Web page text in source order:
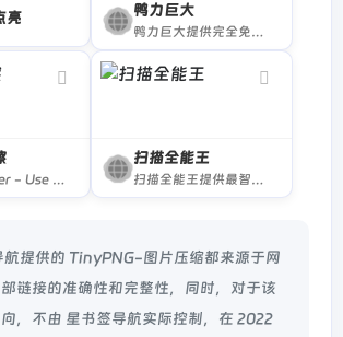
亮 鸭力巨大
鸭力巨大提供完全免费的在线图片和视频压缩服务。界面简洁干净，用户友好，无需下载任何应用。专注于为用户带来高效、便捷的处理工具，实现即用即走的便利性。
Magic Eraser - Use AI to remove unwanted things from images in seconds. Upload an image, mark the bit you need removed, download the fixed up image.
扫描全能王
扫描全能王提供最智能的文档管理方案;手机、平板、电脑变身随身携带的扫描仪,文件库,随时随心编辑文档,文字识别,文档识别,图片扫描,在线PDF转器;pdf转word,word转pdf转,图片转pdf等服务,扫描,编辑,管理,快速同步,时时分享,有效沟通。
航提供的 TinyPNG-图片压缩都来源于网
链接的准确性和完整性，同时，对于该
，不由 星书签导航实际控制，在 2022